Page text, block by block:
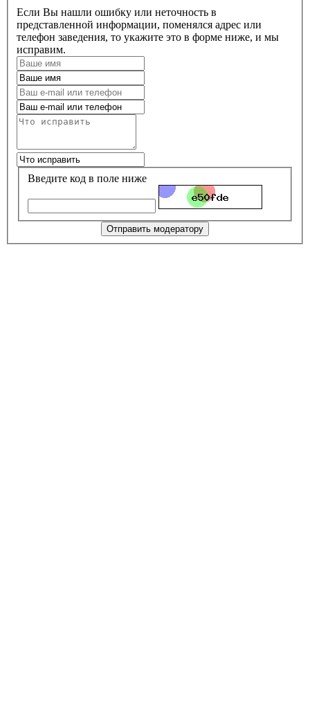
Если Вы нашли ошибку или неточность в
представленной информации, поменялся адрес или
телефон заведения, то укажите это в форме ниже, и мы
исправим.
Введите код в поле ниже
Отправить модератору